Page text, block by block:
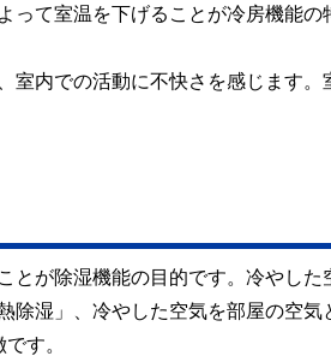
て室温を下げることが冷房機能の
室内での活動に不快さを感じます
とが除湿機能の目的です。冷やし
除湿」、冷やした空気を部屋の空
す。